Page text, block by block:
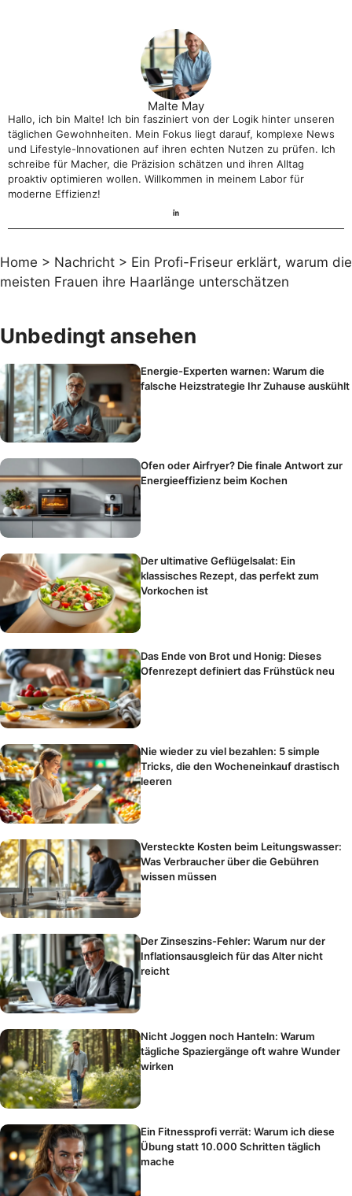
Malte May
Hallo, ich bin Malte! Ich bin fasziniert von der Logik hinter unseren
täglichen Gewohnheiten. Mein Fokus liegt darauf, komplexe News
und Lifestyle-Innovationen auf ihren echten Nutzen zu prüfen. Ich
schreibe für Macher, die Präzision schätzen und ihren Alltag
proaktiv optimieren wollen. Willkommen in meinem Labor für
moderne Effizienz!
Home > Nachricht > Ein Profi-Friseur erklärt, warum die
meisten Frauen ihre Haarlänge unterschätzen
Unbedingt ansehen
Energie-Experten warnen: Warum die
falsche Heizstrategie Ihr Zuhause auskühlt
Ofen oder Airfryer? Die finale Antwort zur
Energieeffizienz beim Kochen
Der ultimative Geflügelsalat: Ein
klassisches Rezept, das perfekt zum
Vorkochen ist
Das Ende von Brot und Honig: Dieses
Ofenrezept definiert das Frühstück neu
Nie wieder zu viel bezahlen: 5 simple
Tricks, die den Wocheneinkauf drastisch
leeren
Versteckte Kosten beim Leitungswasser:
Was Verbraucher über die Gebühren
wissen müssen
Der Zinseszins-Fehler: Warum nur der
Inflationsausgleich für das Alter nicht
reicht
Nicht Joggen noch Hanteln: Warum
tägliche Spaziergänge oft wahre Wunder
wirken
Ein Fitnessprofi verrät: Warum ich diese
Übung statt 10.000 Schritten täglich
mache